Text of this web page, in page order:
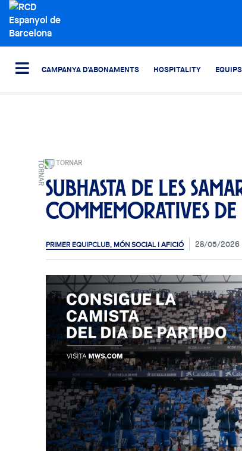
CAMPANYA D'ABONAMENTS HOSPITALITY EQUIPS
TORNAR
Subhasta de les
commemoratives
PRIMER EQUIPCLUB, MÓN SOCIAL I AFICIÓ 28/05/2026